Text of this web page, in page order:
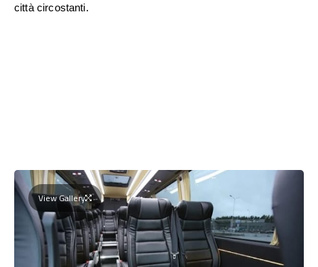
città circostanti.
View Gallery